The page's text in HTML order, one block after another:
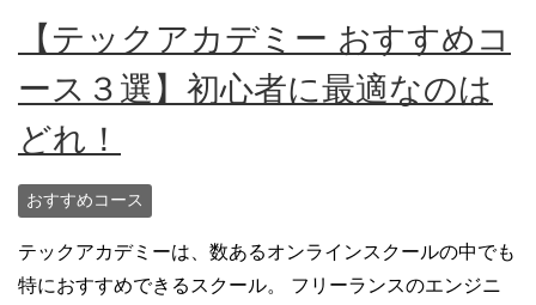
【テックアカデミー おすすめコ
ース３選】初心者に最適なのは
どれ！
おすすめコース
テックアカデミーは、数あるオンラインスクールの中でも
特におすすめできるスクール。 フリーランスのエンジニ